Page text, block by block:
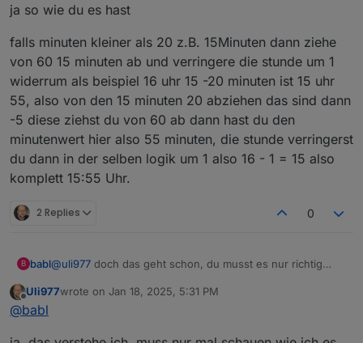
Und nutze eine Formel, damit die Kaffeemaschine
früher angeht als die Weckzeit.
xh:21min nicht.
ja so wie du es hast
falls minuten kleiner als 20 z.B. 15Minuten dann ziehe
von 60 15 minuten ab und verringere die stunde um 1
widerrum als beispiel 16 uhr 15 -20 minuten ist 15 uhr
55, also von den 15 minuten 20 abziehen das sind dann
-5 diese ziehst du von 60 ab dann hast du den
minutenwert hier also 55 minuten, die stunde verringerst
du dann in der selben logik um 1 also 16 - 1 = 15 also
komplett 15:55 Uhr.
2 Replies 0
B babl@uli977 doch das geht schon, du musst es nur richtig
als beispiel
falls minuten anzahl größer als 20 dann funktioniert es ja
Offline
Uli977wrote on Jan 18, 2025, 5:31 PM
last edited by
@babl